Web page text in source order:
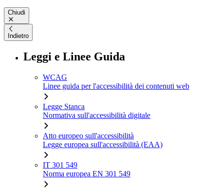
Chiudi
Indietro
Leggi e Linee Guida
WCAG
Linee guida per l'accessibilità dei contenuti web
Legge Stanca
Normativa sull'accessibilità digitale
Atto europeo sull'accessibilità
Legge europea sull'accessibilità (EAA)
IT 301 549
Norma europea EN 301 549